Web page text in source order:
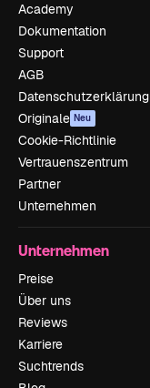
Academy
Dokumentation
Support
AGB
Datenschutzerklärung
Originale Neu
Cookie-Richtlinie
Vertrauenszentrum
Partner
Unternehmen
Unternehmen
Preise
Über uns
Reviews
Karriere
Suchtrends